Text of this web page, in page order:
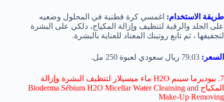
طريقة الاستخدام: اغمسي كرة قطنية في المحلول وضعيه
على الجلد والرقبة لتنظيف وإزالة المكياج، دلكي على البشرة
لتجفيفها ، ثم تابع روتينك المعتاد للعناية بالبشرة.
السعر: 79.03 ريال سعودي لعبوة 250 مل.
7. بيوديرما سيبم H2O ماء ميسيلار لتنظيف البشرة وإزالة
المكياج Bioderma Sébium H2O Micellar Water Cleansing and
Make-Up Removing